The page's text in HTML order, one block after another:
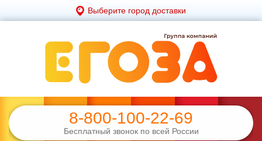
Выберите город доставки
8-800-100-22-69
Бесплатный звонок по всей России